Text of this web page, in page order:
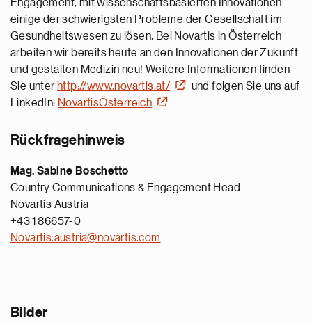
Engagement, mit wissenschaftsbasierten Innovationen
einige der schwierigsten Probleme der Gesellschaft im
Gesundheitswesen zu lösen. Bei Novartis in Österreich
arbeiten wir bereits heute an den Innovationen der Zukunft
und gestalten Medizin neu! Weitere Informationen finden
Sie unter http://www.novartis.at/
und folgen Sie uns auf
LinkedIn: NovartisÖsterreich
Rückfragehinweis
Mag. Sabine Boschetto
Country Communications & Engagement Head
Novartis Austria
+43 1 86657-0
Novartis.austria@novartis.com
Bilder